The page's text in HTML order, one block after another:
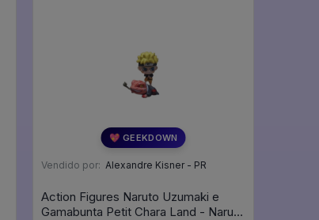
💖 GEEKDOWN
Vendido por: Alexandre Kisner - PR
Action Figures Naruto Uzumaki e
Gamabunta Petit Chara Land - Naruto